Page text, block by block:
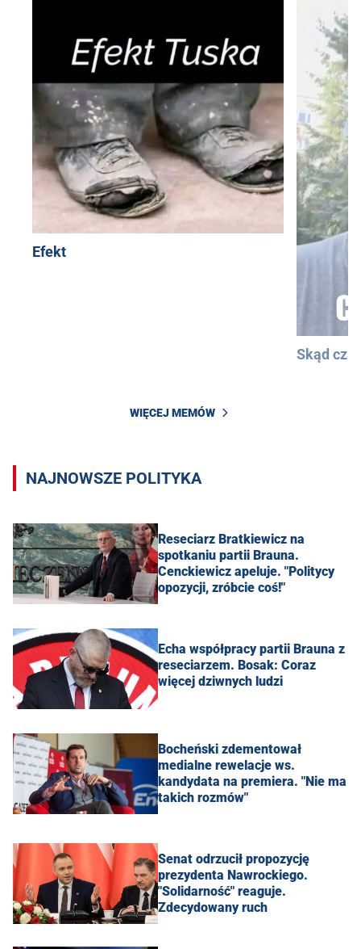
Efekt
Skąd
WIĘCEJ MEMÓW
NAJNOWSZE POLITYKA
Reseciarz Bratkiewicz na
spotkaniu partii Brauna.
Cenckiewicz apeluje. "Politycy
opozycji, zróbcie coś!"
Echa współpracy partii Brauna z
reseciarzem. Bosak: Coraz
więcej dziwnych ludzi
Bocheński zdementował
medialne rewelacje ws.
kandydata na premiera. "Nie ma
takich rozmów"
Senat odrzucił propozycję
prezydenta Nawrockiego.
"Solidarność" reaguje.
Zdecydowany ruch